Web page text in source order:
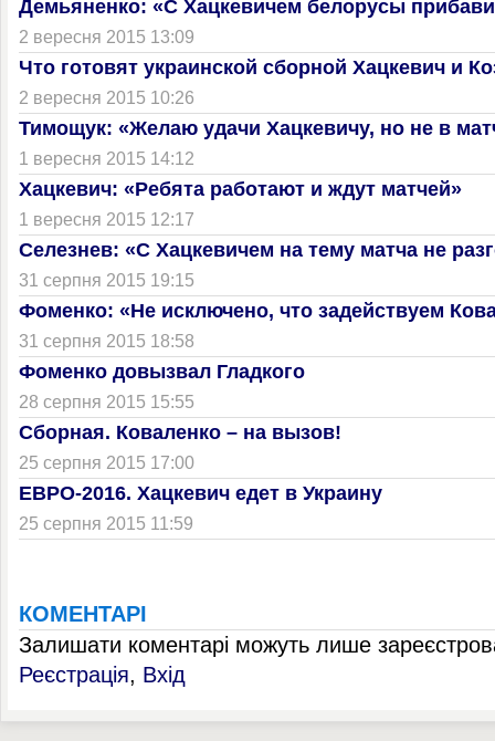
Демьяненко: «С Хацкевичем белорусы
2 вересня 2015 13:09
Что готовят украинской сборной Хацкевич и
2 вересня 2015 10:26
Тимощук: «Желаю удачи Хацкевичу, но не в
1 вересня 2015 14:12
Хацкевич: «Ребята работают и ждут матчей»
1 вересня 2015 12:17
Селезнев: «С Хацкевичем на тему матча не
31 серпня 2015 19:15
Фоменко: «Не исключено, что задействуем
31 серпня 2015 18:58
Фоменко довызвал Гладкого
28 серпня 2015 15:55
Сборная. Коваленко – на вызов!
25 серпня 2015 17:00
ЕВРО-2016. Хацкевич едет в Украину
25 серпня 2015 11:59
КОМЕНТАРІ
Залишати коментарі можуть лише
Реєстрація, Вхід